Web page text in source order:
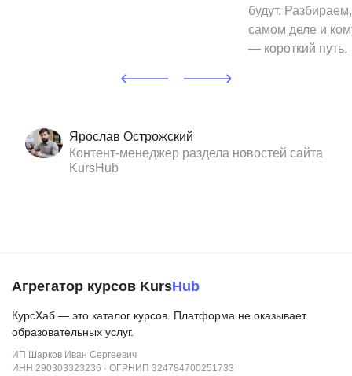
будут.
самом деле и
— короткий путь.
Ярослав Острожский
Контент-менеджер раздела новостей сайта
KursHub
Агрегатор курсов KursHub
КурсХаб — это каталог курсов. Платформа не оказывает
образовательных услуг.
ИП Шарков Иван Сергеевич
ИНН 290303323236 · ОГРНИП 324784700251733